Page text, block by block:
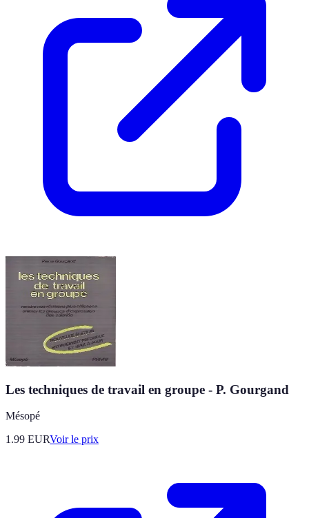
Les techniques de travail en groupe - P. Gourgand
Mésopé
1.99 EURVoir le prix